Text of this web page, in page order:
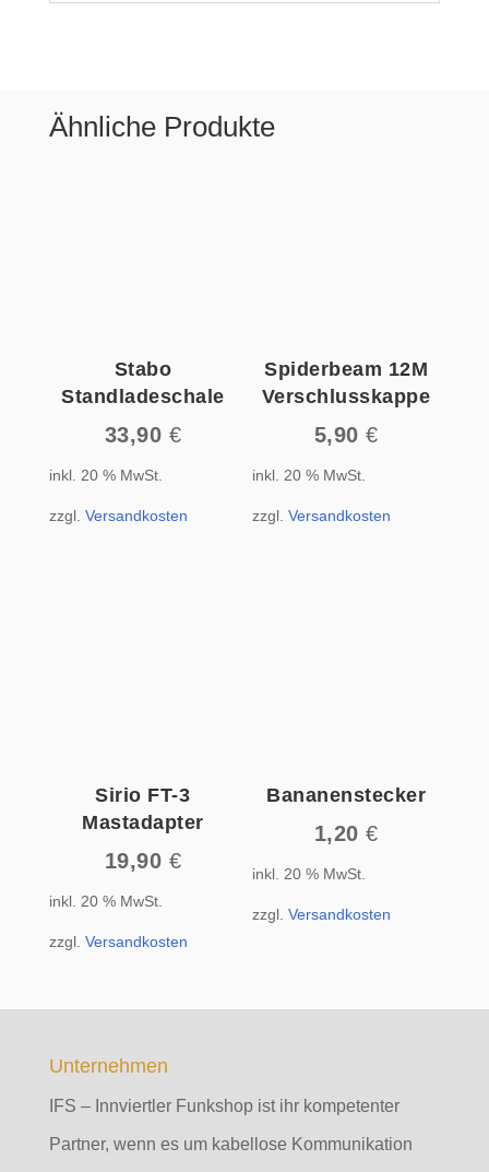
Ähnliche Produkte
Stabo
Standladeschale
33,90 €
inkl. 20 % MwSt.
zzgl. Versandkosten
Spiderbeam 12M
Verschlusskappe
5,90€
inkl. 20 % MwSt.
zzgl.Versandkosten
Sirio FT-3
Mastadapter
19,90 €
inkl. 20 % MwSt.
zzgl. Versandkosten
Bananenstecker
1,20€
inkl. 20 % MwSt.
zzgl.Versandkosten
Unternehmen
IFS – Innviertler Funkshop ist ihr kompetenter
Partner, wenn es um kabellose Kommunikation